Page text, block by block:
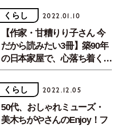
くらし 2022.01.10
【作家・甘糟りり子さん 今
だから読みたい3冊】築90年
の日本家屋で、心落ち着く読
書時間。
くらし 2022.12.05
50代、おしゃれミューズ・
美木ちがやさんのEnjoy！フ